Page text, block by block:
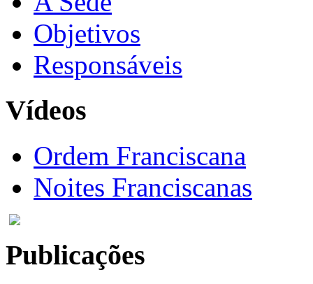
Objetivos
Responsáveis
Vídeos
Ordem Franciscana
Noites Franciscanas
Publicações